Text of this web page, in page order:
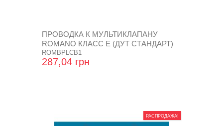
ПРОВОДКА К МУЛЬТИКЛАПАНУ
ROMANO КЛАСС Е (ДУТ СТАНДАРТ)
ROMBPLCB1
287,04 грн
РАСПРОДАЖА!